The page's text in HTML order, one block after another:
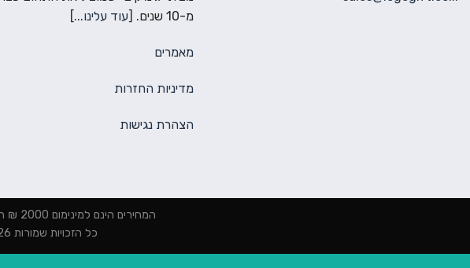
מ-10 שנים.
[עוד עלינו...]
מאמרים
מדיניות החזרות
הצהרת נגישות
המחירים הינם למינימום 2000 ₪ הזמנה | המחירים לא כוללים מיתוג | המחירים לא כוללים מע"מ
כל הזכויות שמורות 2026 ©